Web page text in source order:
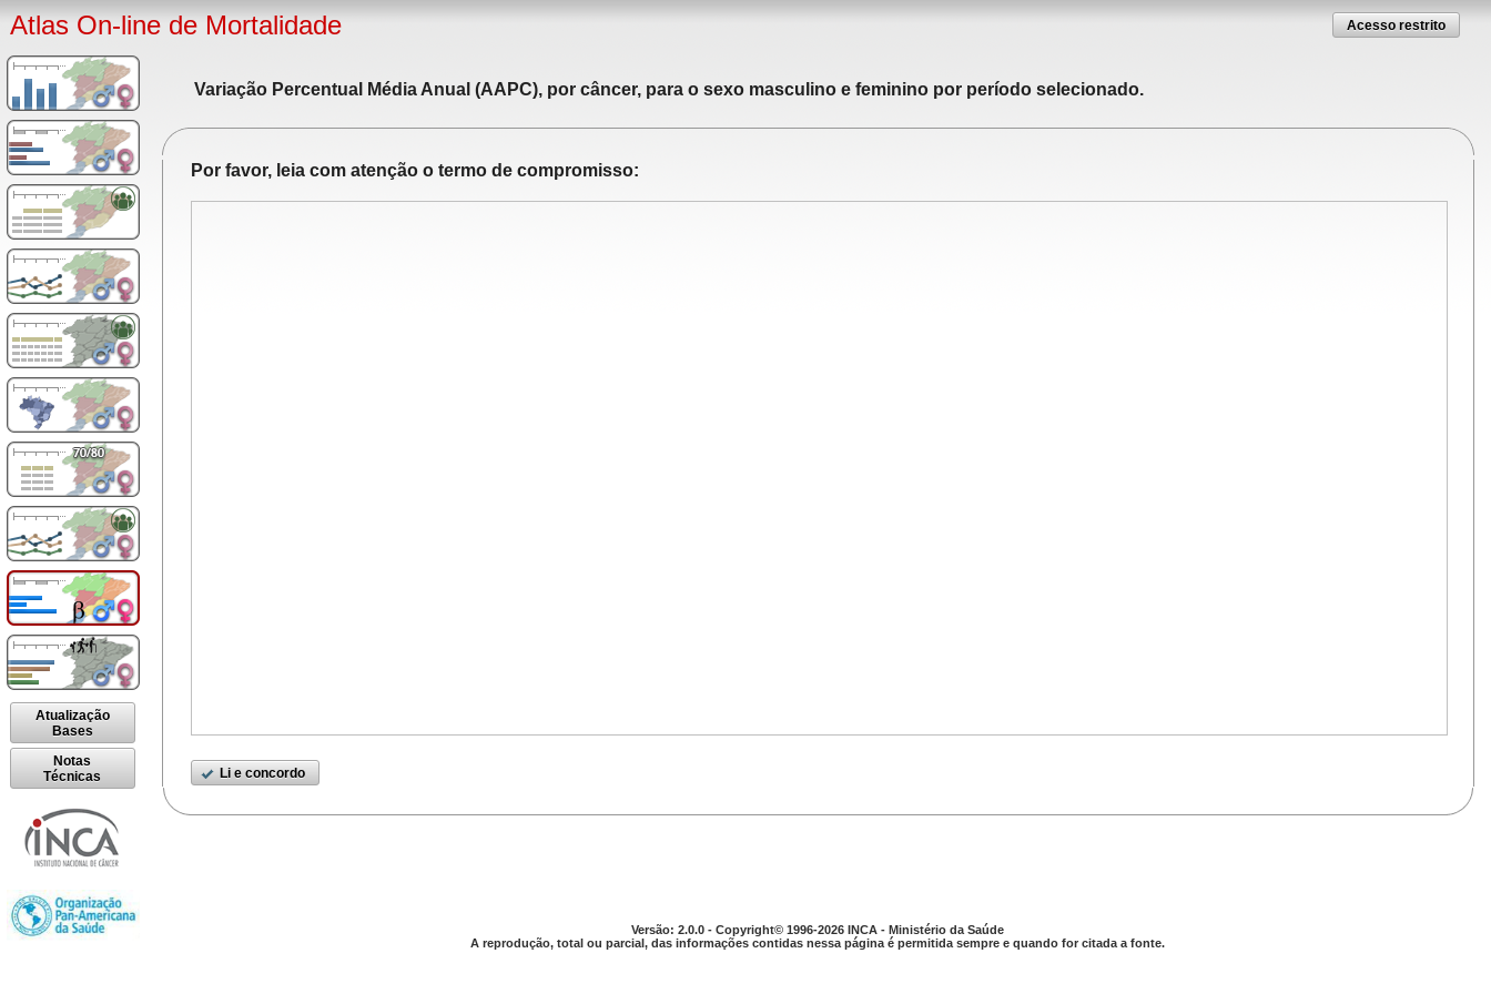
Atlas On-line de Mortalidade Acesso restrito
Atualização
Bases
Notas
Técnicas
Variação Percentual Média Anual (AAPC), por câncer, para o sexo masculino e feminino por período selecionado.
Por favor, leia com atenção o termo de compromisso:
Li e concordo
Versão: 2.0.0 - Copyright© 1996-2026 INCA - Ministério da Saúde
A reprodução, total ou parcial, das informações contidas nessa página é permitida sempre e quando for citada a fonte.